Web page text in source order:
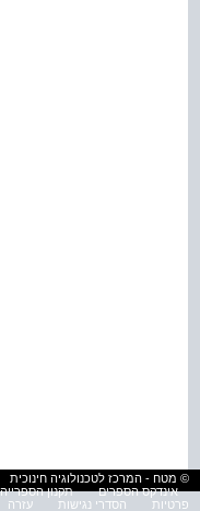
© מטח - המרכז לטכנולוגיה חינוכית
אינדקס הספרים
תקנון הספרייה
פרטיות
הסדרי נגישות עזרה